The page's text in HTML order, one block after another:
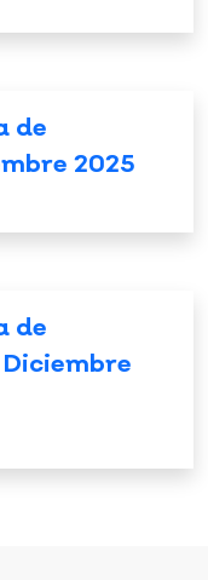
de
2025
de